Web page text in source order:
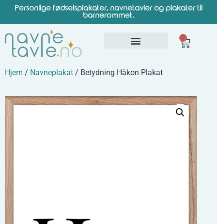
Personlige fødselsplakater, navnetavler og plakater til
barnerommet.
0
Hjem / Navneplakat / Betydning Håkon Plakat